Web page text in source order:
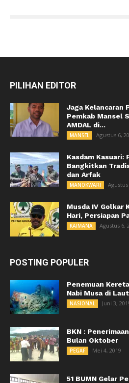
PILIHAN EDITOR
Jaga Kelancaran
Pemkab Mansel
AMDAL di...
MANSEL Agustus 6,
Kasdam Kasuari:
Bangkitkan
dan Arfak
MANOKWARI Agustus
Musda IV Golkar
Hari, Persiapan
KAIMANA Agustus 6,
POSTING POPULER
Penemuan
Nabi Musa di
NASIONAL Juni 3,
BKN :
Bulan Oktober
PEGAF Mei 4, 2019
51 BUMN Gelar